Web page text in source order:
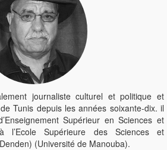
journaliste culturel et politique et
Tunis depuis les années soixante-dix. il
Supérieur en Sciences et
l’Ecole Supérieure des Sciences et
(Université de Manouba).